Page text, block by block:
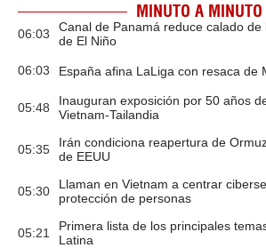
MINUTO A MINUTO
06:03
Canal de Panamá reduce calado
de El Niño
06:03 España afina LaLiga con resaca de
05:48
Inauguran exposición por 50 años
Vietnam-Tailandia
05:35
Irán condiciona reapertura de
de EEUU
05:30
Llaman en Vietnam a centrar
protección de personas
05:21
Primera lista de los principales
Latina